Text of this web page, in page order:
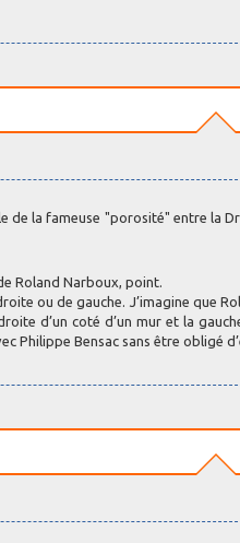
de la fameuse "porosité" entre la
Roland Narboux, point.
ou de gauche. J’imagine que
d’un coté d’un mur et la
Philippe Bensac sans être obligé